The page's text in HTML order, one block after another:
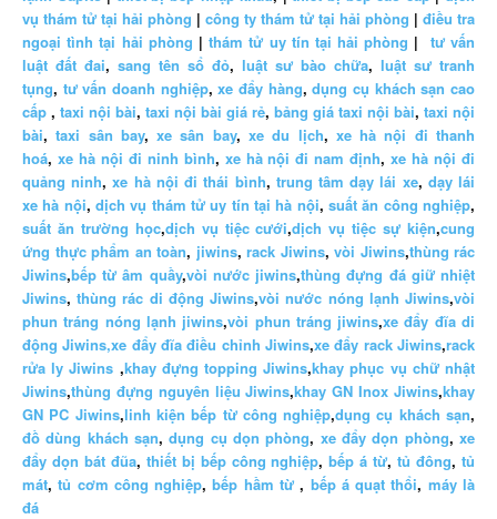
vụ thám tử tại hải phòng | công ty thám tử tại hải phòng | điều tra
ngoại tình tại hải phòng |thám tử uy tín tại hải phòng | tư vấn
luật đất đai, sang tên sổ đỏ, luật sư bào chữa, luật sư tranh
tụng, tư vấn doanh nghiệp,xe đẩy hàng,dụng cụ khách sạn cao
cấp , taxi nội bài, taxi nội bài giá rẻ, bảng giá taxi nội bài, taxi nội
bài,taxi sân bay,xe sân bay,xe du lịch, xe hà nội đi thanh
hoá, xe hà nội đi ninh bình, xe hà nội đi nam định,xe hà nội đi
quảng ninh,xe hà nội đi thái bình, trung tâm dạy lái xe, dạy lái
xe hà nội,dịch vụ thám tử uy tín tại hà nội,suất ăn công nghiệp,
suất ăn trường học,dịch vụ tiệc cưới,dịch vụ tiệc sự kiện,cung
ứng thực phẩm an toàn, jiwins, rack Jiwins, vòi Jiwins,thùng rác
Jiwins,bếp từ âm quầy,vòi nước jiwins,thùng đựng đá giữ nhiệt
Jiwins,thùng rác di động Jiwins,vòi nước nóng lạnh Jiwins,vòi
phun tráng nóng lạnh jiwins,vòi phun tráng jiwins,xe đẩy đĩa di
động Jiwins,xe đẩy đĩa điều chỉnh Jiwins,xe đẩy rack Jiwins,rack
rửa ly Jiwins ,khay đựng topping Jiwins,khay phục vụ chữ nhật
Jiwins,thùng đựng nguyên liệu Jiwins,khay GN Inox Jiwins,khay
GN PC Jiwins,linh kiện bếp từ công nghiệp,dụng cụ khách sạn,
đồ dùng khách sạn,dụng cụ dọn phòng, xe đẩy dọn phòng,xe
đẩy dọn bát đũa, thiết bị bếp công nghiệp,bếp á từ,tủ đông,tủ
mát,tủ cơm công nghiệp,bếp hầm từ , bếp á quạt thổi, máy là
đá